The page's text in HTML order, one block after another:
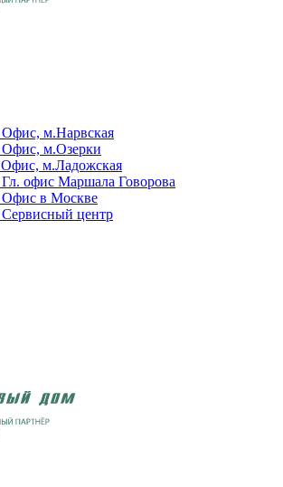
Офис, м.Нарвская
Офис, м.Озерки
Офис, м.Ладожская
Гл. офис Маршала Говорова
Офис в Москве
Сервисный центр